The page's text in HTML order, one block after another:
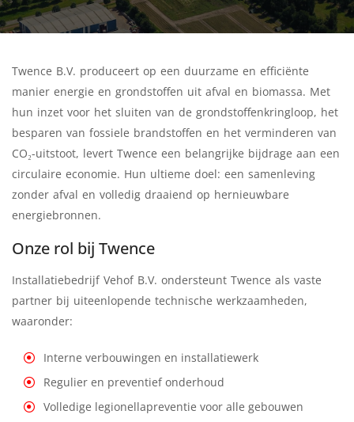
Twence B.V. produceert op een duurzame en efficiënte
manier energie en grondstoffen uit afval en biomassa. Met
hun inzet voor het sluiten van de grondstoffenkringloop, het
besparen van fossiele brandstoffen en het verminderen van
CO₂-uitstoot, levert Twence een belangrijke bijdrage aan een
circulaire economie. Hun ultieme doel: een samenleving
zonder afval en volledig draaiend op hernieuwbare
energiebronnen.
Onze rol bij Twence
Installatiebedrijf Vehof B.V. ondersteunt Twence als vaste
partner bij uiteenlopende technische werkzaamheden,
waaronder:
Interne verbouwingen en installatiewerk
Regulier en preventief onderhoud
Volledige legionellapreventie voor alle gebouwen